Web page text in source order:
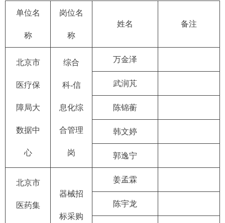
单位名
称
岗位名
称
姓名 备注
北京市
医疗保
障局大
数据中
心
综合
科-信
息化综
合管理
岗
万金泽
武润芃
陈锦蘅
韩文婷
郭逸宁
北京市
医药集
器械招
标采购
姜孟霖
陈宇龙